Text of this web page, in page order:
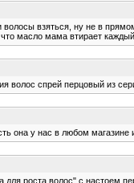
взяться, ну не в
масло мама втирает
волос спрей перцовый из
она у нас в любом
для роста волос" с настоем